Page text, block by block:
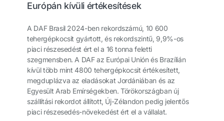
Európán kívüli értékesítések
A DAF Brasil 2024-ben rekordszámú, 10 600
tehergépkocsit gyártott, és rekordszintű, 9,9%-os
piaci részesedést ért el a 16 tonna feletti
szegmensben. A DAF az Európai Unión és Brazílián
kívül több mint 4800 tehergépkocsit értékesített,
megduplázva az eladásokat Jordániában és az
Egyesült Arab Emírségekben. Törökországban új
szállítási rekordot állított, Új-Zélandon pedig jelentős
piaci részesedés-növekedést ért el a vállalat.